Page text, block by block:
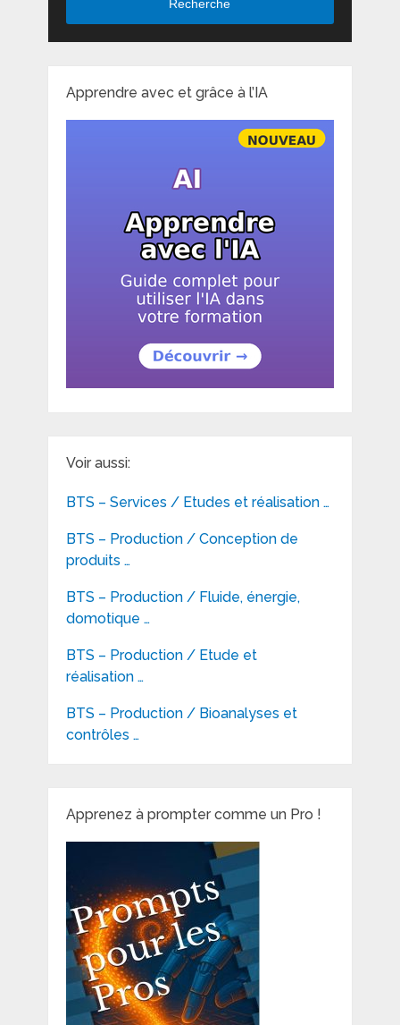
Recherche
Apprendre avec et grâce à l’IA
Voir aussi:
BTS – Services / Etudes et réalisation …
BTS – Production / Conception de
produits …
BTS – Production / Fluide, énergie,
domotique …
BTS – Production / Etude et
réalisation …
BTS – Production / Bioanalyses et
contrôles …
Apprenez à prompter comme un Pro !